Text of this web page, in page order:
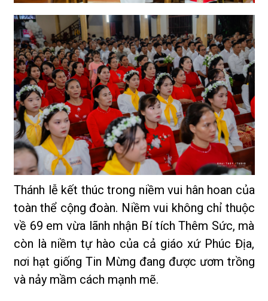
Thánh lễ kết thúc trong niềm vui hân hoan của
toàn thể cộng đoàn. Niềm vui không chỉ thuộc
về 69 em vừa lãnh nhận Bí tích Thêm Sức, mà
còn là niềm tự hào của cả giáo xứ Phúc Địa,
nơi hạt giống Tin Mừng đang được ươm trồng
và nảy mầm cách mạnh mẽ.